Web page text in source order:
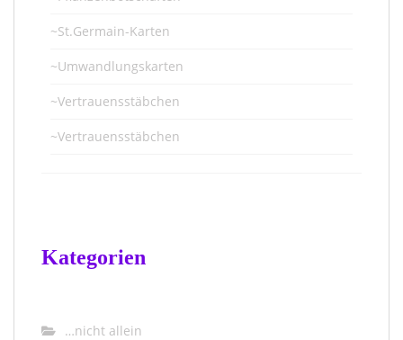
~St.Germain-Karten
~Umwandlungskarten
~Vertrauensstäbchen
~Vertrauensstäbchen
Kategorien
…nicht allein